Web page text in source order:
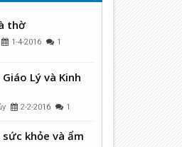
thờ
1-4-2016 1
Lý và Kinh
2-2-2016 1
sức khỏe và ẩm